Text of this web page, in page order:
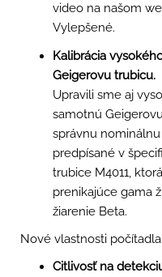
video na našom
Vylepšené.
Kalibrácia
Geigerovu trubicu.
Upravili sme aj
samotnú
správnu
predpísané v
trubice M4011,
prenikajúce gama
žiarenie Beta.
Nové vlastnosti
Citlivosť na